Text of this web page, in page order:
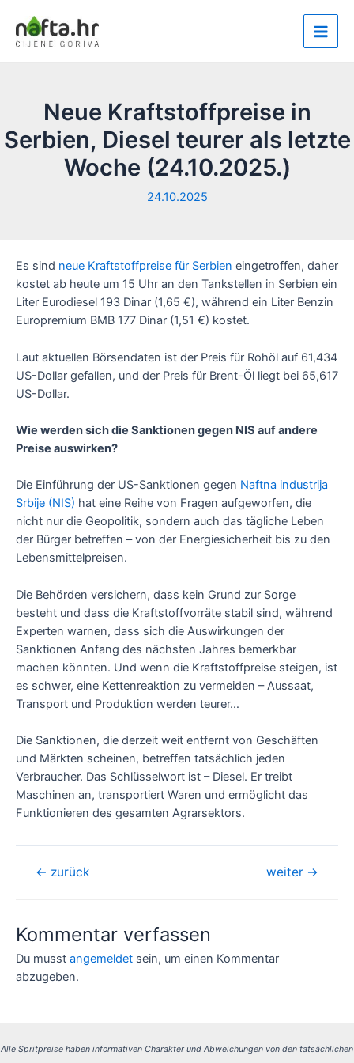
Inhalt
springen
Main
Neue Kraftstoffpreise in
Serbien, Diesel teurer als letzte
Woche (24.10.2025.)
24.10.2025
Es sind neue Kraftstoffpreise für Serbien eingetroffen, daher
kostet ab heute um 15 Uhr an den Tankstellen in Serbien ein
Liter Eurodiesel 193 Dinar (1,65 €), während ein Liter Benzin
Europremium BMB 177 Dinar (1,51 €) kostet.
Laut aktuellen Börsendaten ist der Preis für Rohöl auf 61,434
US-Dollar gefallen, und der Preis für Brent-Öl liegt bei 65,617
US-Dollar.
Wie werden sich die Sanktionen gegen NIS auf andere
Preise auswirken?
Die Einführung der US-Sanktionen gegen Naftna industrija
Srbije (NIS) hat eine Reihe von Fragen aufgeworfen, die
nicht nur die Geopolitik, sondern auch das tägliche Leben
der Bürger betreffen – von der Energiesicherheit bis zu den
Lebensmittelpreisen.
Die Behörden versichern, dass kein Grund zur Sorge
besteht und dass die Kraftstoffvorräte stabil sind, während
Experten warnen, dass sich die Auswirkungen der
Sanktionen Anfang des nächsten Jahres bemerkbar
machen könnten. Und wenn die Kraftstoffpreise steigen, ist
es schwer, eine Kettenreaktion zu vermeiden – Aussaat,
Transport und Produktion werden teurer…
Die Sanktionen, die derzeit weit entfernt von Geschäften
und Märkten scheinen, betreffen tatsächlich jeden
Verbraucher. Das Schlüsselwort ist – Diesel. Er treibt
Maschinen an, transportiert Waren und ermöglicht das
Funktionieren des gesamten Agrarsektors.
Beitragsnavigation
← zurück weiter →
Kommentar verfassen
Du musst angemeldet sein, um einen Kommentar
abzugeben.
Alle Spritpreise haben informativen Charakter und Abweichungen von den tatsächlichen